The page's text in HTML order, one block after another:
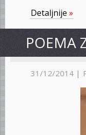
Detaljnije »
POEMA
31/12/2014 |